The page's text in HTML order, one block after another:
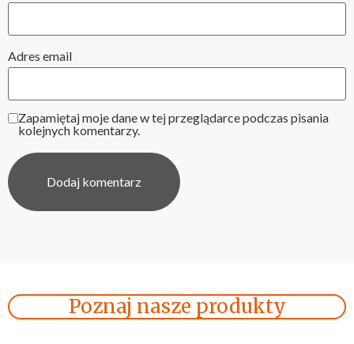
Adres email
Zapamiętaj moje dane w tej przeglądarce podczas pisania
kolejnych komentarzy.
Poznaj nasze produkty